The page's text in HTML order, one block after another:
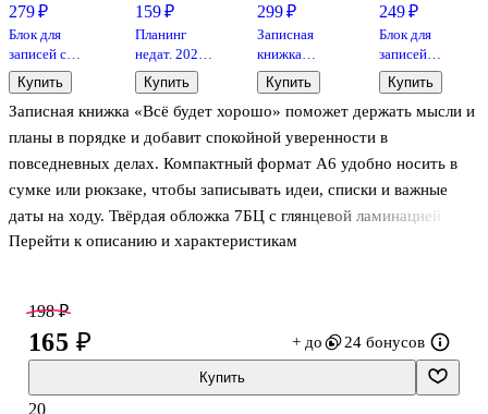
Записная книжка «Всё будет хорошо» поможет держать мысли и
планы в порядке и добавит спокойной уверенности в
повседневных делах. Компактный формат А6 удобно носить в
сумке или рюкзаке, чтобы записывать идеи, списки и важные
даты на ходу. Твёрдая обложка 7БЦ с глянцевой ламинацией
защищает блок и дольше сохраняет аккуратный вид. Разлиновка
пригодится дома, в учёбе и на работе.
Перейти к описанию и характеристикам
279 ₽
Блок для
записей с
карандашом
«Кот,
Дворцовый
мост,
крепость»,
100х280 мм,
40 листов, на
Знаковые
Купить
159 ₽
Планинг
недат. 2025г.
64л 165*90
"ЗЕЛЁНЫЕ
КРИСТАЛЛЫ"
карманный,
обл.картон,
мат.ламинация,
офсет
Купить
299 ₽
Записная
книжка
«Soul.
Звездопад»
А6, 120
листов в
спираль, Be
Smart
Купить
249 ₽
Блок для
записей
«Коты»,
85х190 мм,
50 листов
Купить
198 ₽
165 ₽ + до 24 бонусов
Купить
20